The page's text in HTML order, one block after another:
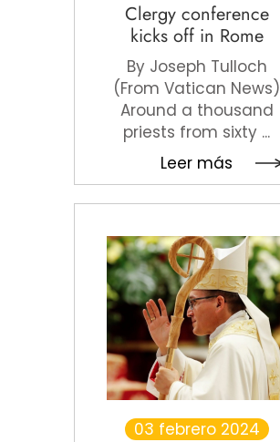
Clergy conference
kicks off in Rome
By Joseph Tulloch
(From Vatican News)
Around a thousand
priests from sixty ...
Leer más
03 febrero 2024